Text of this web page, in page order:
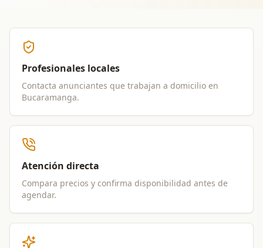
Profesionales locales
Contacta anunciantes que trabajan a domicilio en
Bucaramanga.
Atención directa
Compara precios y confirma disponibilidad antes de
agendar.